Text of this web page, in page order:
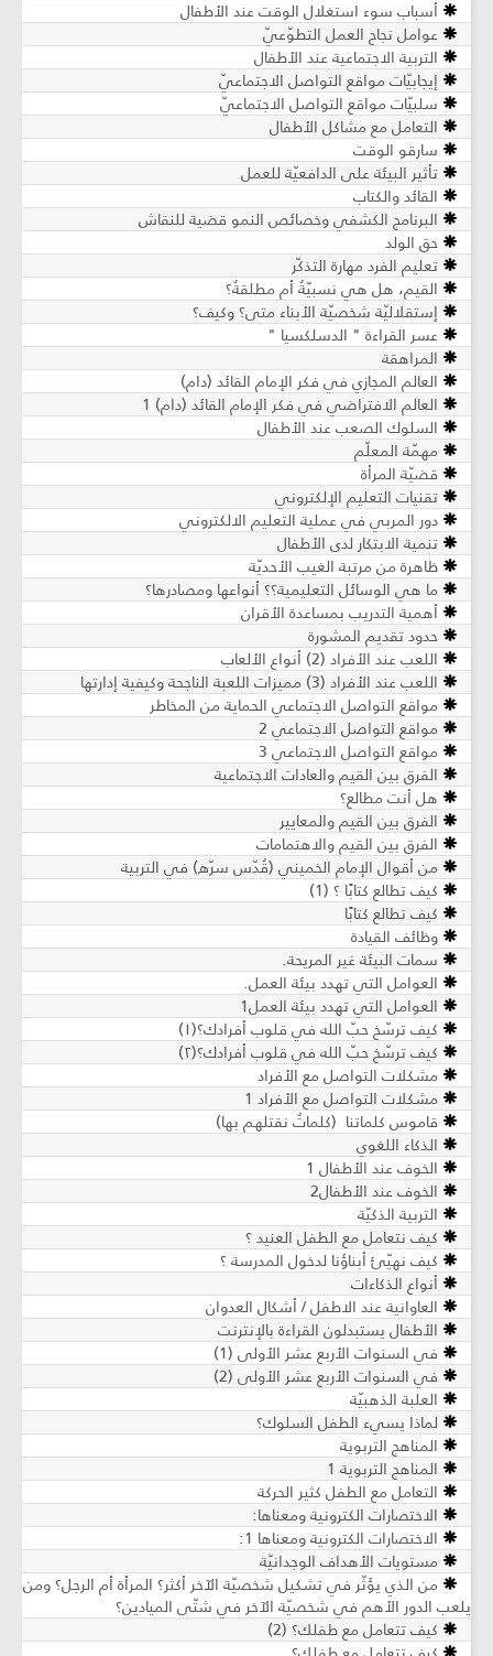
أسباب سوء استغلال الوقت عند الأطفال
عوامل نجاح العمل التطوّعيّ
التربية الاجتماعية عند الأطفال
إيجابيّات مواقع التواصل الاجتماعيّ
سلبيّات مواقع التواصل الاجتماعيّ
التعامل مع مشاكل الأطفال
سارقو الوقت
تأثير البيئة على الدافعيّة للعمل
القائد والكتاب
البرنامج الكشفي وخصائص النمو قضية للنقاش
حق الولد
تعليم الفرد مهارة التذكّر
القيم، هل هي نسبيّةٌ أم مطلقةٌ؟
إستقلاليّة شخصيّة الأبناء متى؟ وكيف؟
عسر القراءة " الدسلكسيا "
المراهقة
العالم المجازي في فكر الإمام القائد (دام)
العالم الافتراضي في فكر الإمام القائد (دام) 1
السلوك الصعب عند الأطفال
مهمّة المعلّم
قضيّة المرأة
تقنيات التعليم الإلكتروني
دور المربي في عملية التعليم الالكتروني
تنمية الابتكار لدى الأطفال
ظاهرة من مرتبة الغيب الأحديّة
ما هي الوسائل التعليمية؟؟ أنواعها ومصادرها؟
أهمية التدريب بمساعدة الأقران
حدود تقديم المشورة
اللعب عند الأفراد (2) أنواع الألعاب
اللعب عند الأفراد (3) مميزات اللعبة الناجحة وكيفية إدارتها
مواقع التواصل الاجتماعي الحماية من المخاطر
مواقع التواصل الاجتماعي 2
مواقع التواصل الاجتماعي 3
الفرق بين القيم والعادات الاجتماعية
هل أنت مطالع؟
الفرق بين القيم والمعايير
الفرق بين القيم والاهتمامات
من أقوال الإمام الخميني (قُدّس سرّه) في التربية
كيف تطالع كتابًا ؟ (1)
كيف تطالع كتابًا
وظائف القيادة
سمات البيئة غير المريحة.
العوامل التي تهدد بيئة العمل.
العوامل التي تهدد بيئة العمل1
كيف ترسّخ حبّ الله في قلوب أفرادك؟(١)
كيف ترسّخ حبّ الله في قلوب أفرادك؟(٢)
مشكلات التواصل مع الأفراد
مشكلات التواصل مع الأفراد 1
قاموس كلماتنا (كلماتٌ نقتلهم بها)
الذكاء اللغوي
الخوف عند الأطفال 1
الخوف عند الأطفال2
التربية الذكيّة
كيف نتعامل مع الطفل العنيد ؟
كيف نهيّئ أبناؤنا لدخول المدرسة ؟
أنواع الذكاءات
العاوانية عند الاطفل / أشكال العدوان
الأطفال يستبدلون القراءة بالإنترنت
في السنوات الأربع عشر الأولى (1)
في السنوات الأربع عشر الأولى (2)
العلبة الذهبيّة
لماذا يسيء الطفل السلوك؟
المناهج التربوية
المناهج التربوية 1
التعامل مع الطفل كثير الحركة
الاختصارات الكترونية ومعناها:
الاختصارات الكترونية ومعناها 1:
مستويات الأهداف الوجدانيّة
من الذي يؤثّر في تشكيل شخصيّة الآخر أكثر؟ المرأة أم الرجل؟ ومن
يلعب الدور الأهم في شخصيّة الآخر في شتّى الميادين؟
كيف تتعامل مع طفلك؟ (2)